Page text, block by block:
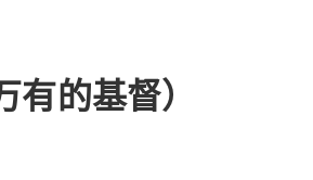
的基督）